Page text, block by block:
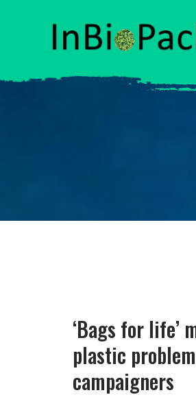
‘Bags for life’
plastic
campaigners